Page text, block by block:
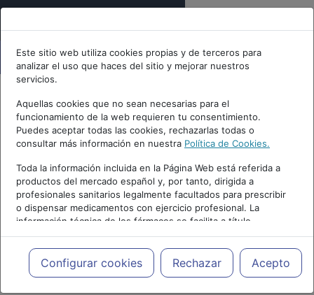
Este sitio web utiliza cookies propias y de terceros para
analizar el uso que haces del sitio y mejorar nuestros
servicios.
Aquellas cookies que no sean necesarias para el
funcionamiento de la web requieren tu consentimiento.
Puedes aceptar todas las cookies, rechazarlas todas o
consultar más información en nuestra Política de Cookies.
Toda la información incluida en la Página Web está referida a
productos del mercado español y, por tanto, dirigida a
profesionales sanitarios legalmente facultados para prescribir
o dispensar medicamentos con ejercicio profesional. La
información técnica de los fármacos se facilita a título
meramente informativo, siendo responsabilidad de los
profesionales facultados prescribir medicamentos y decidir, en
cada caso concreto, el tratamiento más adecuado a las
necesidades del paciente.
Configurar cookies Rechazar Acepto